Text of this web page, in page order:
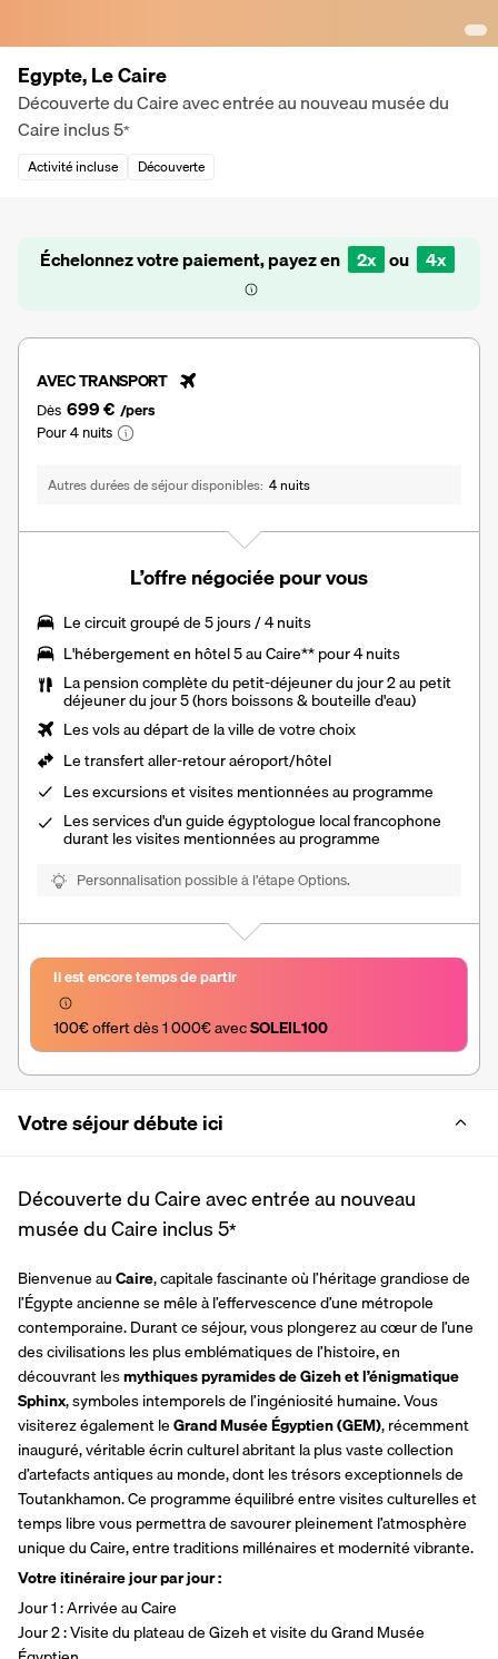
Egypte, Le Caire
Découverte du Caire avec entrée au nouveau musée du
Caire inclus5*
Activité incluse Découverte
Échelonnez votre paiement, payez en 2x ou 4x
AVEC TRANSPORT
Dès 699 € /pers
Pour 4 nuits
Autres durées de séjour disponibles 4 nuits
L’offre négociée pour vous
Lecircuit groupé de 5 jours / 4 nuits
L'hébergement en hôtel 5au Caire** pour 4 nuits
Lapension complètedu petit-déjeuner du jour 2 au petit
déjeuner du jour 5 (hors boissons & bouteille d'eau)
Les vols au départ de la ville de votre choix
Le transfert aller-retour aéroport/hôtel
Les excursions et visites mentionnées au programme
Les services d'un guide égyptologue local francophone
durant les visites mentionnées au programme
Personnalisation possible à l’étape Options.
Il est encore temps de partir
100€ offert dès 1 000€ avec SOLEIL100
Votre séjour débute ici
Découverte du Caire avec entrée au nouveau
musée du Caire inclus5*
Bienvenue au Caire, capitale fascinante où l’héritage grandiose de
l’Égypte ancienne se mêle à l’effervescence d’une métropole
contemporaine. Durant ce séjour, vous plongerez au cœur de l’une
des civilisations les plus emblématiques de l’histoire, en
découvrant les mythiques pyramides de Gizeh et l’énigmatique
Sphinx, symboles intemporels de l’ingéniosité humaine. Vous
visiterez également le Grand Musée Égyptien (GEM), récemment
inauguré, véritable écrin culturel abritant la plus vaste collection
d’artefacts antiques au monde, dont les trésors exceptionnels de
Toutankhamon. Ce programme équilibré entre visites culturelles et
temps libre vous permettra de savourer pleinement l’atmosphère
unique du Caire, entre traditions millénaires et modernité vibrante.
Votre itinéraire jour par jour :
Jour 1 : Arrivée au Caire
Jour 2 : Visite du plateau de Gizeh et visite du Grand Musée